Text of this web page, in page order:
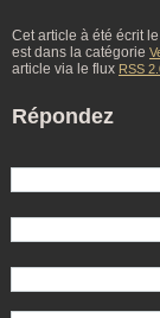
Cet article à été écrit
est dans la catégorie
article via le flux RSS
Répondez